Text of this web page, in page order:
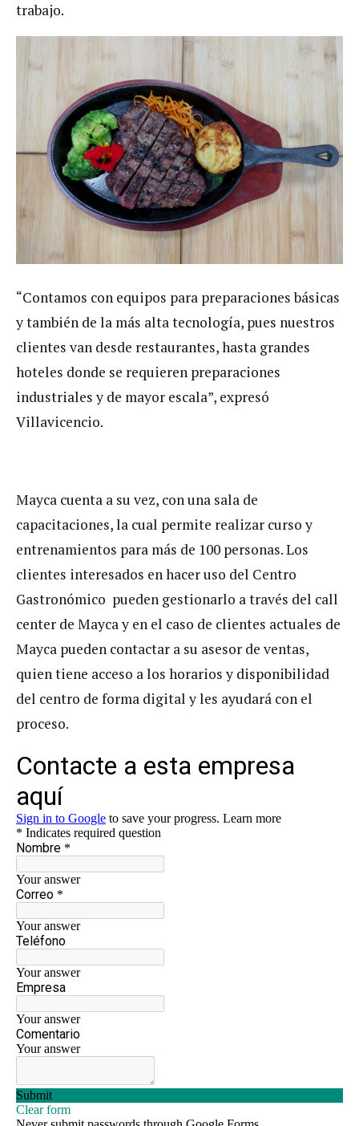
trabajo.
“Contamos con equipos para preparaciones básicas
y también de la más alta tecnología, pues nuestros
clientes van desde restaurantes, hasta grandes
hoteles donde se requieren preparaciones
industriales y de mayor escala”, expresó
Villavicencio.
Mayca cuenta a su vez, con una sala de
capacitaciones, la cual permite realizar curso y
entrenamientos para más de 100 personas. Los
clientes interesados en hacer uso del Centro
Gastronómico pueden gestionarlo a través del call
center de Mayca y en el caso de clientes actuales de
Mayca pueden contactar a su asesor de ventas,
quien tiene acceso a los horarios y disponibilidad
del centro de forma digital y les ayudará con el
proceso.